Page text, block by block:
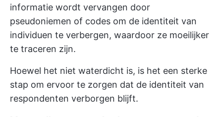
informatie wordt vervangen door
pseudoniemen of codes om de identiteit van
individuen te verbergen, waardoor ze moeilijker
te traceren zijn.
Hoewel het niet waterdicht is, is het een sterke
stap om ervoor te zorgen dat de identiteit van
respondenten verborgen blijft.